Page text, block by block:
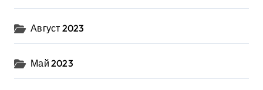
Август 2023
Май 2023